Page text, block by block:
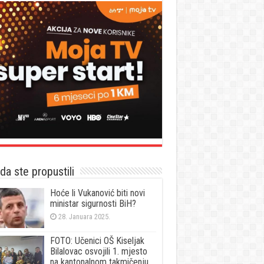
ste propustili
Hoće li Vukanović biti novi
ministar sigurnosti BiH?
28. Januara 2025.
FOTO: Učenici OŠ Kiseljak
Bilalovac osvojili 1. mjesto
na kantonalnom takmičenju